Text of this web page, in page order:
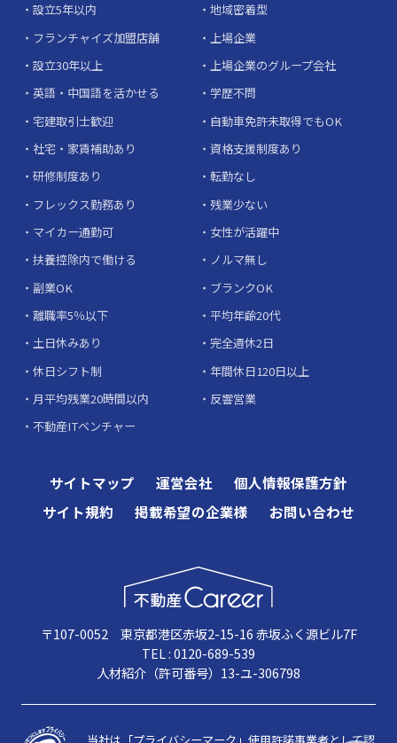
設立5年以内
地域密着型
フランチャイズ加盟店舗
上場企業
設立30年以上
上場企業のグループ会社
英語・中国語を活かせる
学歴不問
宅建取引士歓迎
自動車免許未取得でもOK
社宅・家賃補助あり
資格支援制度あり
研修制度あり
転勤なし
フレックス勤務あり
残業少ない
マイカー通勤可
女性が活躍中
扶養控除内で働ける
ノルマ無し
副業OK
ブランクOK
離職率5％以下
平均年齢20代
土日休みあり
完全週休2日
休日シフト制
年間休日120日以上
月平均残業20時間以内
反響営業
不動産ITベンチャー
サイトマップ 運営会社
個人情報保護方針
サイト規約
掲載希望の企業様 お問い合わせ
〒107-0052 東京都港区赤坂2-15-16 赤坂ふく源ビル7F
TEL : 0120-689-539
人材紹介（許可番号）13-ユ-306798